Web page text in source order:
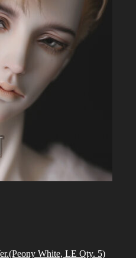
White, LE Qty. 5)